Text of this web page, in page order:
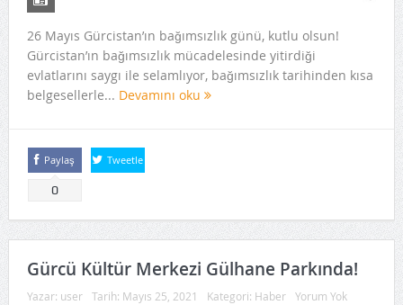
26 Mayıs Gürcistan’ın bağımsızlık günü, kutlu olsun!
Gürcistan’ın bağımsızlık mücadelesinde yitirdiği
evlatlarını saygı ile selamlıyor, bağımsızlık tarihinden kısa
belgesellerle... Devamını oku
Paylaş
0
Tweetle
Gürcü Kültür Merkezi Gülhane Parkında!
Yazar: user Tarih: Mayıs 25, 2021 Kategori: Haber Yorum Yok